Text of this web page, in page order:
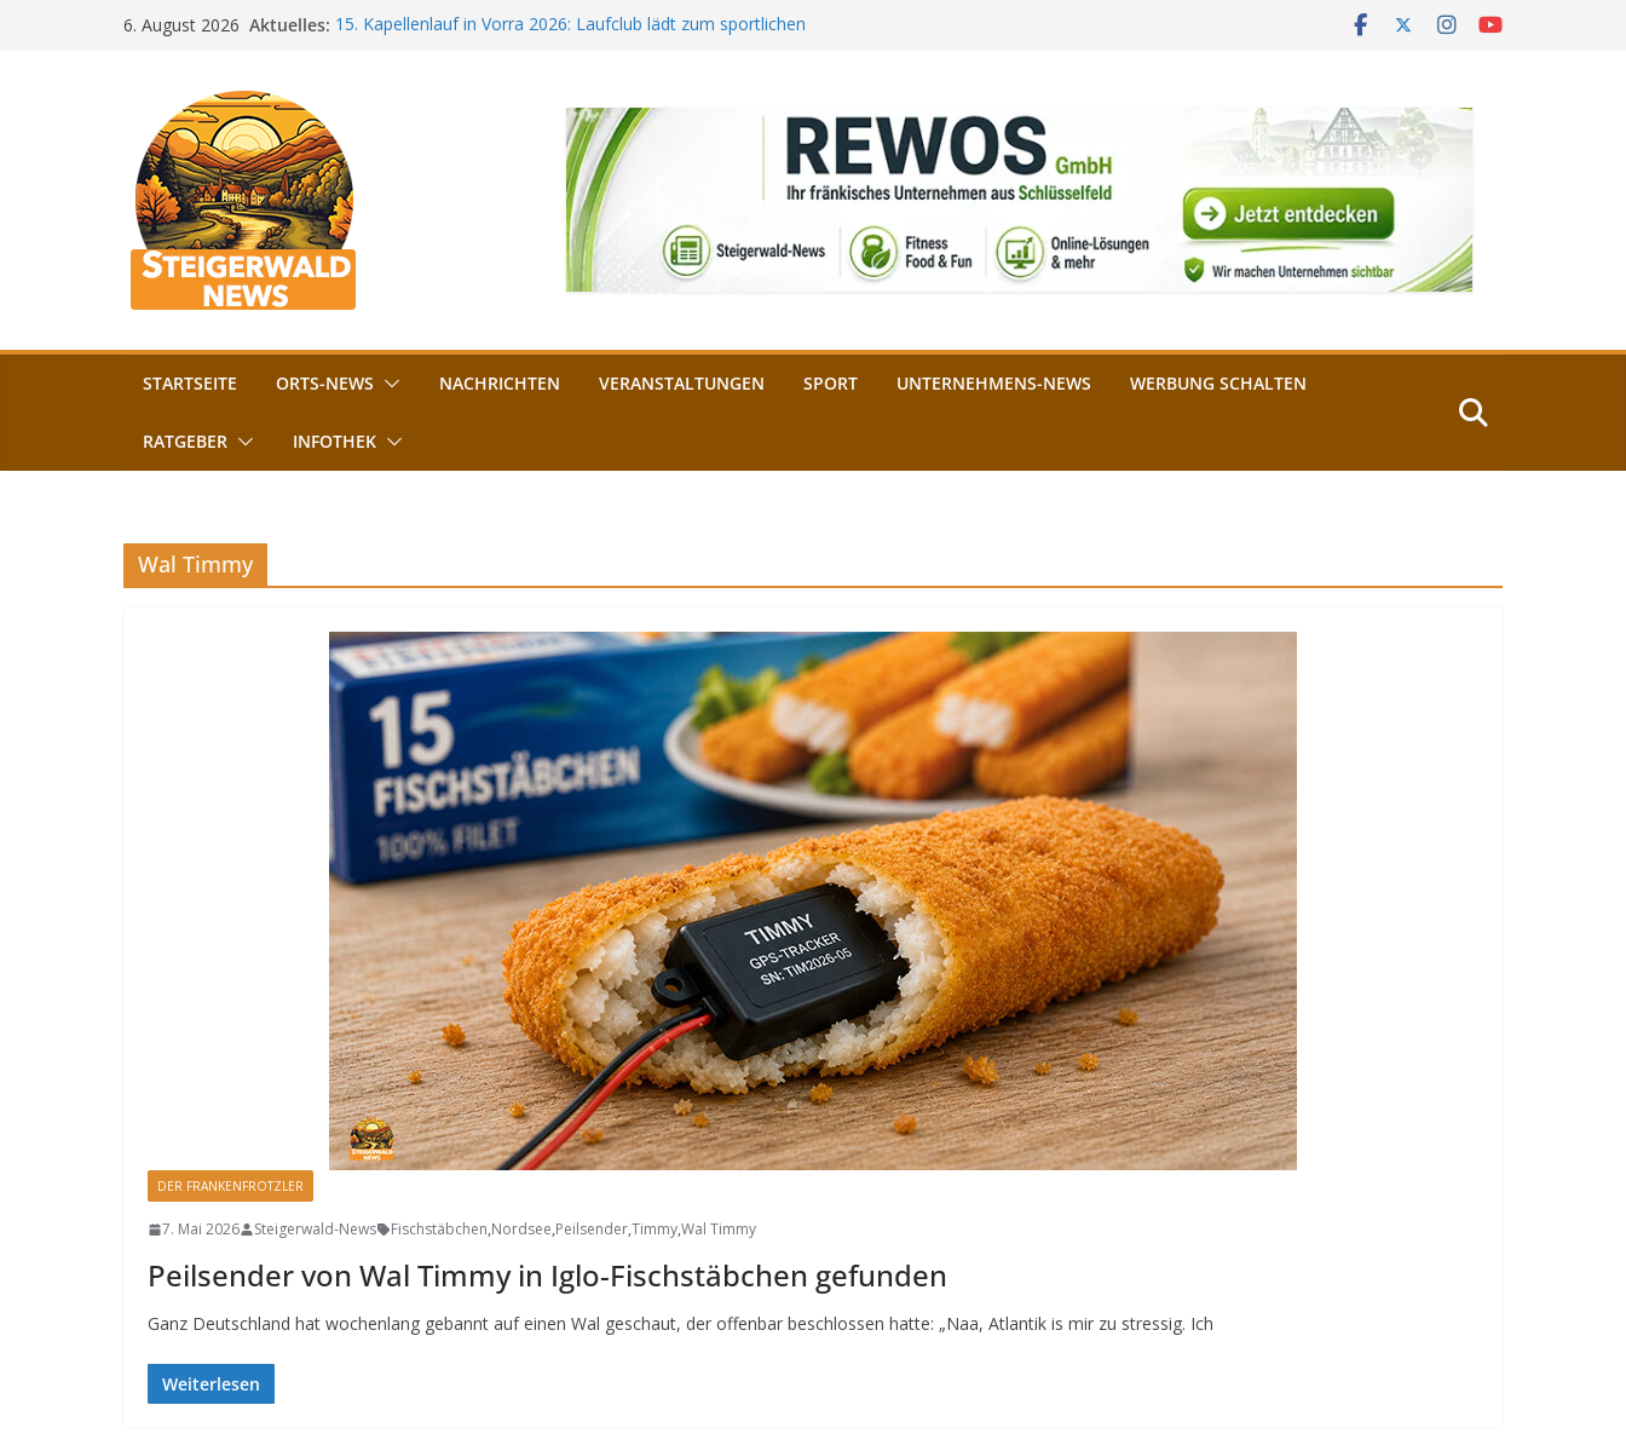
6. August 2026 Aktuelles: 15. Kapellenlauf in Vorra 2026: Laufclub lädt zum sportlichen
„Bamberger Böhnla“: Kaffee aus Bamberg unterstützt die
Lebenshilfe
Aschbacher Kerwa startet bald: Das ist heuer geboten
Vollsperrung am Friedhof in Schlüsselfeld: Kreuzung ab 3.
August gesperrt
STARTSEITE ORTS-NEWS NACHRICHTEN VERANSTALTUNGEN SPORT UNTERNEHMENS-NEWS WERBUNG SCHALTEN
RATGEBER INFOTHEK
Wal Timmy
DER FRANKENFROTZLER
7. Mai 2026 Steigerwald-News Fischstäbchen,Nordsee,Peilsender,Timmy,Wal Timmy
Peilsender von Wal Timmy in Iglo-Fischstäbchen gefunden
Ganz Deutschland hat wochenlang gebannt auf einen Wal geschaut, der offenbar beschlossen hatte: „Naa, Atlantik is mir zu stressig. Ich
Weiterlesen